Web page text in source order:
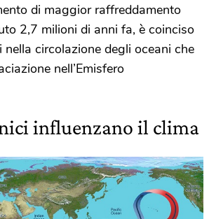
di maggior raffreddamento
2,7 milioni di anni fa, è coinciso
circolazione degli oceani che
nell’Emisfero
influenzano il clima